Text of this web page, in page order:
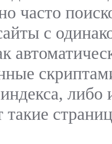
часто
с
либо
такие